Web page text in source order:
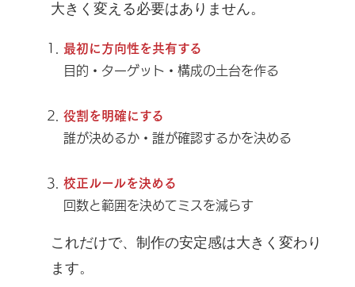
大きく変える必要はありません。
最初に方向性を共有する
目的・ターゲット・構成の土台を作る
役割を明確にする
誰が決めるか・誰が確認するかを決める
校正ルールを決める
回数と範囲を決めてミスを減らす
これだけで、制作の安定感は大きく変わり
ます。